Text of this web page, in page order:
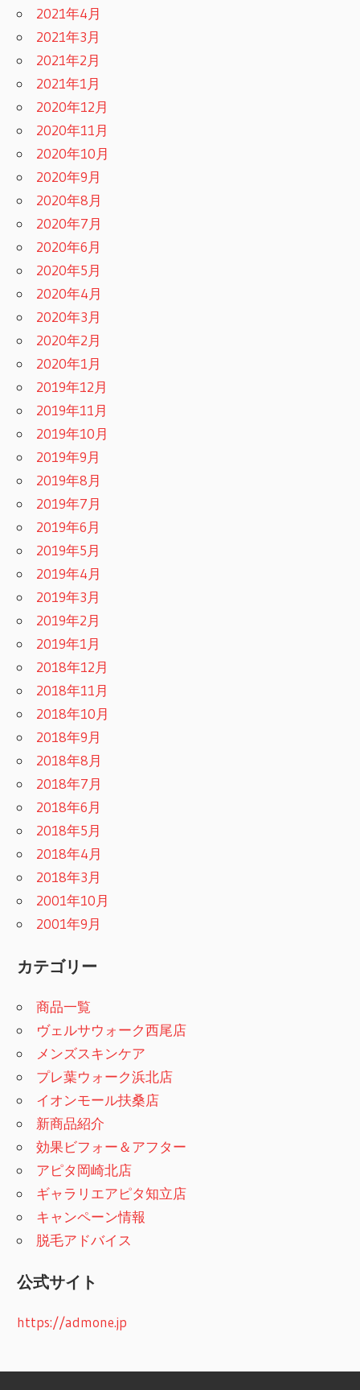
2021年4月
2021年3月
2021年2月
2021年1月
2020年12月
2020年11月
2020年10月
2020年9月
2020年8月
2020年7月
2020年6月
2020年5月
2020年4月
2020年3月
2020年2月
2020年1月
2019年12月
2019年11月
2019年10月
2019年9月
2019年8月
2019年7月
2019年6月
2019年5月
2019年4月
2019年3月
2019年2月
2019年1月
2018年12月
2018年11月
2018年10月
2018年9月
2018年8月
2018年7月
2018年6月
2018年5月
2018年4月
2018年3月
2001年10月
2001年9月
カテゴリー
商品一覧
ヴェルサウォーク西尾店
メンズスキンケア
プレ葉ウォーク浜北店
イオンモール扶桑店
新商品紹介
効果ビフォー＆アフター
アピタ岡崎北店
ギャラリエアピタ知立店
キャンペーン情報
脱毛アドバイス
公式サイト
https://admone.jp